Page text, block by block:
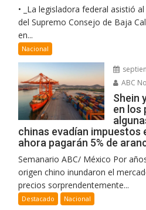
• _La legisladora federal asistió
del Supremo Consejo de Baja
en...
Nacional
ABC
Shein
en los
chinas evadían impuestos
ahora pagarán 5% de
Semanario ABC/ México Por
origen chino inundaron el
precios sorprendentemente...
Destacado Nacional